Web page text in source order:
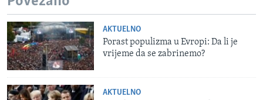
AKTUELNO
Porast populizma u Evropi: Da li je
vrijeme da se zabrinemo?
AKTUELNO